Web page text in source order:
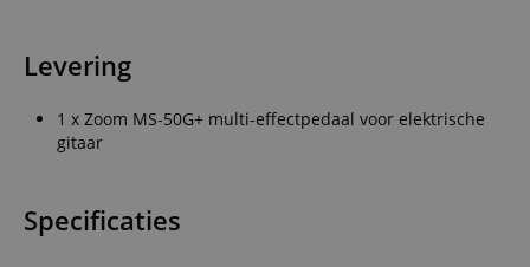
Levering
1 x Zoom MS-50G+ multi-effectpedaal voor elektrische
gitaar
Specificaties